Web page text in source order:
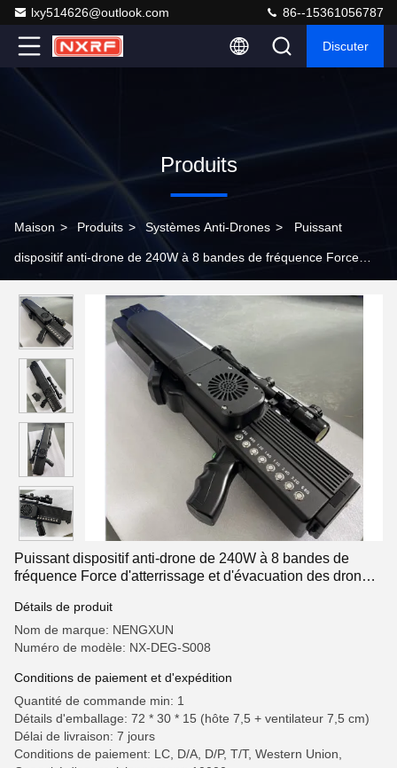
lxy514626@outlook.com 86--15361056787
Discuter
Produits
Maison > Produits > Systèmes Anti-Drones > Puissant
dispositif anti-drone de 240W à 8 bandes de fréquence Force
un rayon de 2 km
Puissant dispositif anti-drone de 240W à 8 bandes de
fréquence Force d'atterrissage et d'évacuation des drones
Détails de produit
Nom de marque: NENGXUN
Numéro de modèle: NX-DEG-S008
Conditions de paiement et d'expédition
Quantité de commande min: 1
Détails d'emballage: 72 * 30 * 15 (hôte 7,5 + ventilateur 7,5 cm)
Délai de livraison: 7 jours
Conditions de paiement: LC, D/A, D/P, T/T, Western Union,